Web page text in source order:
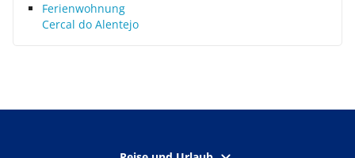
Ferienwohnung
Cercal do Alentejo